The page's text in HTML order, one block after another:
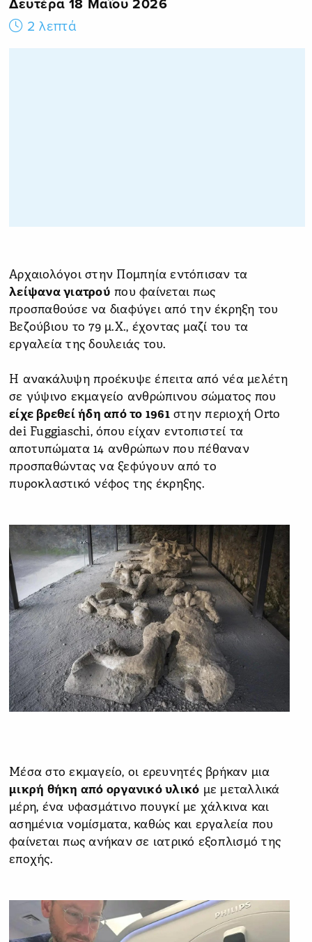
Δευτέρα 18 Μαΐου 2026
2 λεπτά
Αρχαιολόγοι στην Πομπηία εντόπισαν τα
λείψανα γιατρού που φαίνεται πως
προσπαθούσε να διαφύγει από την έκρηξη του
Βεζούβιου το 79 μ.Χ., έχοντας μαζί του τα
εργαλεία της δουλειάς του.
Η ανακάλυψη προέκυψε έπειτα από νέα μελέτη
σε γύψινο εκμαγείο ανθρώπινου σώματος που
είχε βρεθεί ήδη από το 1961στην περιοχή Orto
dei Fuggiaschi, όπου είχαν εντοπιστεί τα
αποτυπώματα 14 ανθρώπων που πέθαναν
προσπαθώντας να ξεφύγουν από το
πυροκλαστικό νέφος της έκρηξης.
Μέσα στο εκμαγείο, οι ερευνητές βρήκαν μια
μικρή θήκη από οργανικό υλικό με μεταλλικά
μέρη, ένα υφασμάτινο πουγκί με χάλκινα και
ασημένια νομίσματα, καθώς και εργαλεία που
φαίνεται πως ανήκαν σε ιατρικό εξοπλισμό της
εποχής.